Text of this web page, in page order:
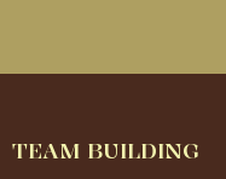
TEAM BUILDING